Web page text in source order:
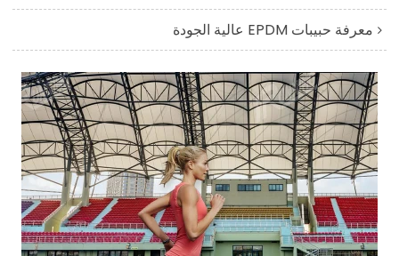
معرفة حبيبات EPDM عالية الجودة